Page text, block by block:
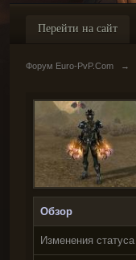
Перейти на сайт
Форум Euro-PvP.Com →
Обзор
Изменения статуса